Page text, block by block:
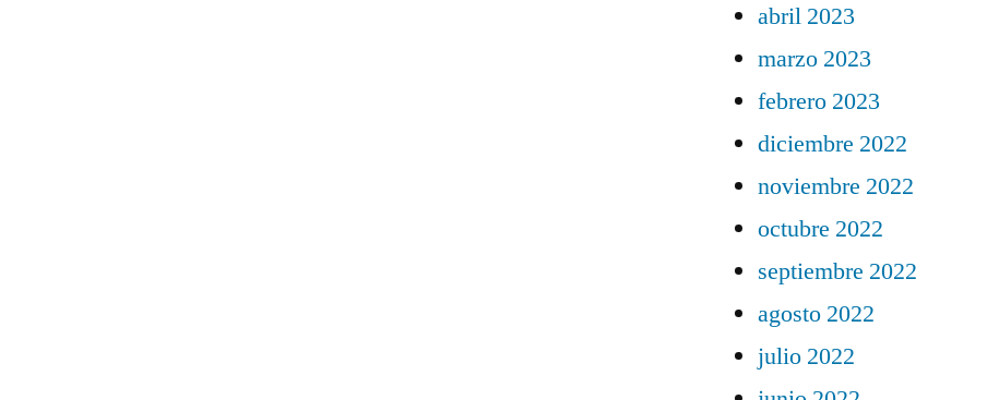
abril 2023
marzo 2023
febrero 2023
diciembre 2022
noviembre 2022
octubre 2022
septiembre 2022
agosto 2022
julio 2022